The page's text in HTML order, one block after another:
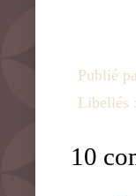
Publié
Libellés :
10